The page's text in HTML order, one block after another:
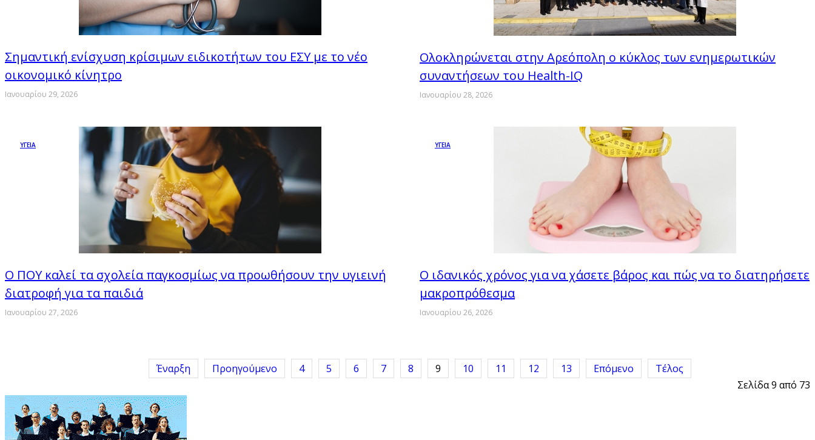
Σημαντική ενίσχυση κρίσιμων ειδικοτήτων του ΕΣΥ με το νέο
οικονομικό κίνητρο
Ιανουαρίου 29, 2026
Ολοκληρώνεται στην Αρεόπολη ο κύκλος των ενημερωτικών
συναντήσεων του Health-IQ
Ιανουαρίου 28, 2026
ΥΓΕΙΑ
Ο ΠΟΥ καλεί τα σχολεία παγκοσμίως να προωθήσουν την υγιεινή
διατροφή για τα παιδιά
Ιανουαρίου 27, 2026
ΥΓΕΙΑ
Ο ιδανικός χρόνος για να χάσετε βάρος και πώς να το διατηρήσετε
μακροπρόθεσμα
Ιανουαρίου 26, 2026
Έναρξη Προηγούμενο 4 5 6 7 8 9 10 11 12 13 Επόμενο
Τέλος
Σελίδα 9 από 73